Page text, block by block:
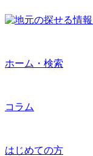
ホーム・検索
コラム
はじめての方